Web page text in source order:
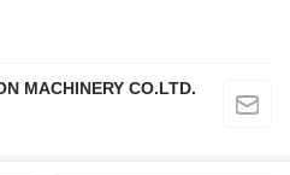
MACHINERY CO.LTD.